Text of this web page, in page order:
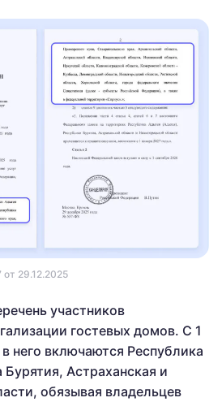
29.12.2025
участников
гостевых домов. С 1
него включаются Республика
Астраханская и
обязывая владельцев